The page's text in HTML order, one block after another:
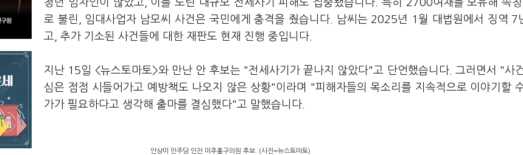
청년 임차인이 많았고, 이를 노린 대규모 전세사기 피해도 집중됐습니다. 특히 2700여채를 보유해 속
로 불린, 임대사업자 남모씨 사건은 국민에게 충격을 줬습니다. 남씨는 2025년 1월 대법원에서 징역 7
고, 추가 기소된 사건들에 대한 재판도 현재 진행 중입니다.
지난 15일 <뉴스토마토>와 만난 안 후보는 "전세사기가 끝나지 않았다"고 단언했습니다. 그러면서 "사
심은 점점 시들어가고 예방책도 나오지 않은 상황"이라며 "피해자들의 목소리를 지속적으로 이야기할
가가 필요하다고 생각해 출마를 결심했다"고 말했습니다.
안상미 민주당 인천 미추홀구의원 후보. (사진=뉴스토마토)